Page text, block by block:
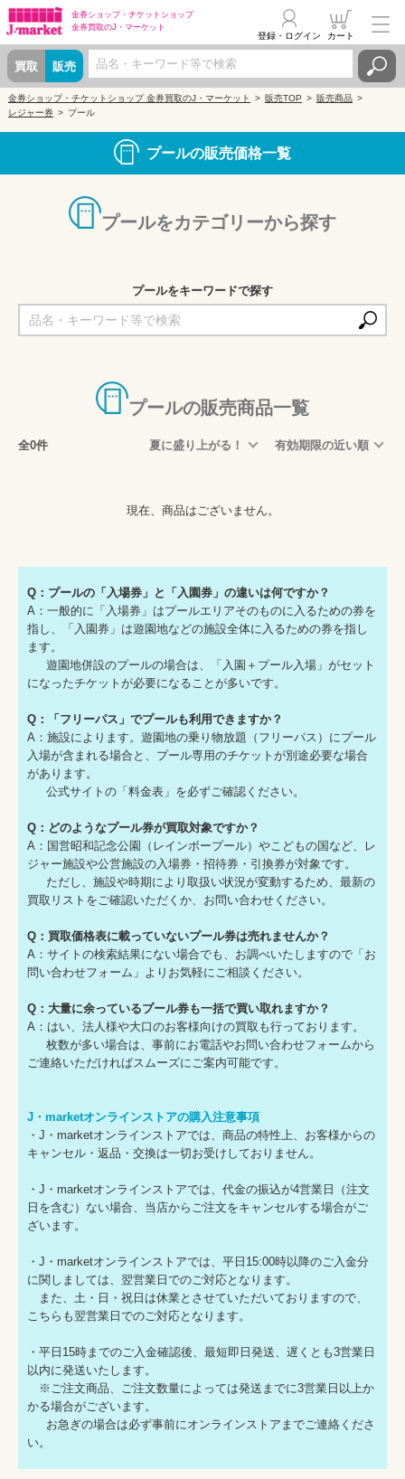
金券ショップ・ チケットショップ
金券買取のJ・マーケット
買取 販売
登録・ログイン カート
金券ショップ・チケットショップ 金券買取のJ・マーケット 販売TOP
販売商品
レジャー券
プール
プールの販売価格一覧
プールをカテゴリーから探す
プールをキーワードで探す
プールの販売商品一覧
全0件 夏に盛り上がる！ 有効期限の近い順
現在、商品はございません。
Q：プールの「入場券」と「入園券」の違いは何ですか？
A：一般的に「入場券」はプールエリアそのものに入るための券を
指し、「入園券」は遊園地などの施設全体に入るための券を指し
ます。
遊園地併設のプールの場合は、「入園＋プール入場」がセット
になったチケットが必要になることが多いです。
Q：「フリーパス」でプールも利用できますか？
A：施設によります。遊園地の乗り物放題（フリーパス）にプール
入場が含まれる場合と、プール専用のチケットが別途必要な場合
があります。
公式サイトの「料金表」を必ずご確認ください。
Q：どのようなプール券が買取対象ですか？
A：国営昭和記念公園（レインボープール）やこどもの国など、レ
ジャー施設や公営施設の入場券・招待券・引換券が対象です。
ただし、施設や時期により取扱い状況が変動するため、最新の
買取リストをご確認いただくか、お問い合わせください。
Q：買取価格表に載っていないプール券は売れませんか？
A：サイトの検索結果にない場合でも、お調べいたしますので「お
問い合わせフォーム」よりお気軽にご相談ください。
Q：大量に余っているプール券も一括で買い取れますか？
A：はい、法人様や大口のお客様向けの買取も行っております。
枚数が多い場合は、事前にお電話やお問い合わせフォームから
ご連絡いただければスムーズにご案内可能です。
J・marketオンラインストアの購入注意事項
・J・marketオンラインストアでは、商品の特性上、お客様からの
キャンセル・返品・交換は一切お受けしておりません。
・J・marketオンラインストアでは、代金の振込が4営業日（注文
日を含む）ない場合、当店からご注文をキャンセルする場合がご
ざいます。
・J・marketオンラインストアでは、平日15:00時以降のご入金分
に関しましては、翌営業日でのご対応となります。
また、土・日・祝日は休業とさせていただいておりますので、
こちらも翌営業日でのご対応となります。
・平日15時までのご入金確認後、最短即日発送、遅くとも3営業日
以内に発送いたします。
※ご注文商品、ご注文数量によっては発送までに3営業日以上か
かる場合がございます。
お急ぎの場合は必ず事前にオンラインストアまでご連絡くださ
い。